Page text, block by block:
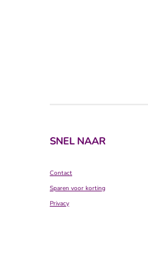
SNEL NAAR
Contact
Sparen voor korting
Privacy